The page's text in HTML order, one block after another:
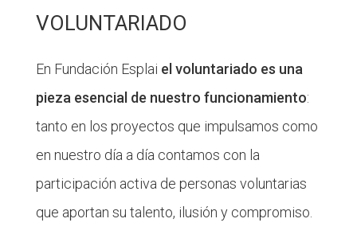
VOLUNTARIADO
En Fundación Esplai el voluntariado es una
pieza esencial de nuestro funcionamiento:
tanto en los proyectos que impulsamos como
en nuestro día a día contamos con la
participación activa de personas voluntarias
que aportan su talento, ilusión y compromiso.